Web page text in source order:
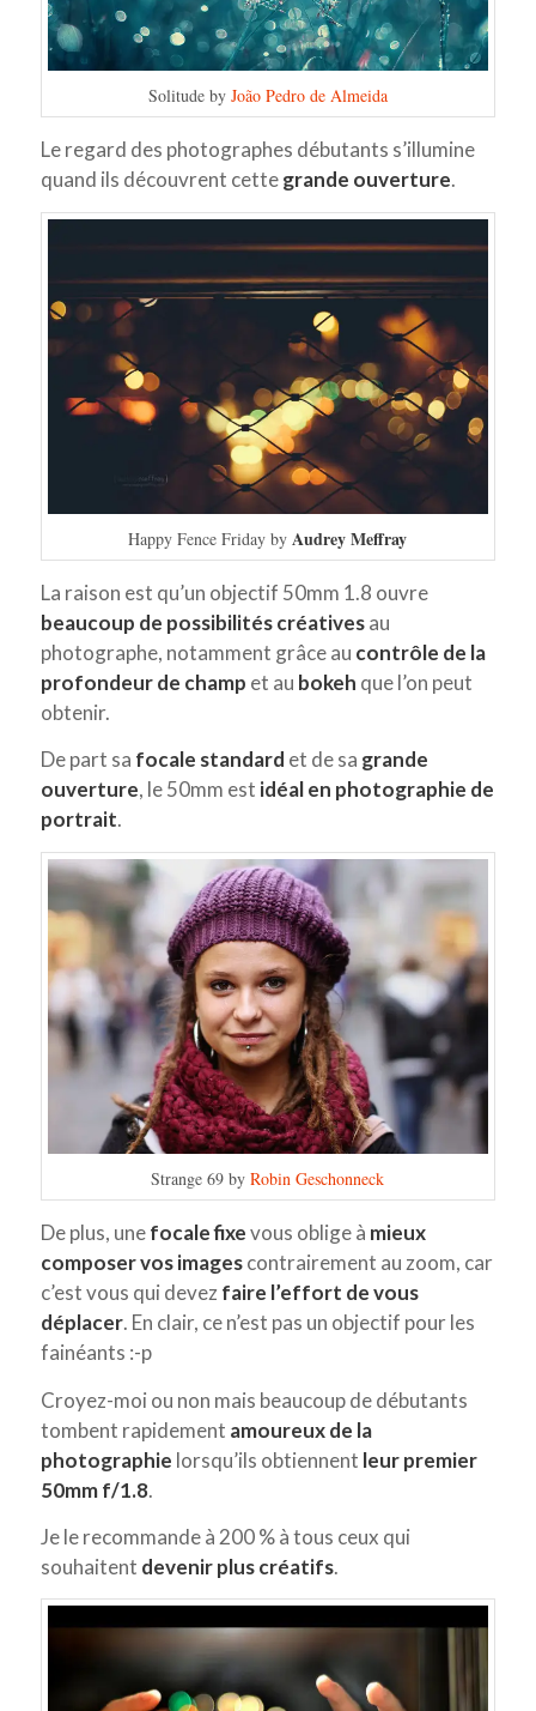
Solitude by João Pedro de Almeida
Le regard des photographes débutants s’illumine
quand ils découvrent cettegrande ouverture.
Happy Fence Friday by Audrey Meffray
La raison est qu’un objectif 50mm 1.8 ouvre
beaucoup de possibilités créativesau
photographe, notamment grâce au contrôle de la
profondeur de champ et au bokeh que l’on peut
obtenir.
De part sa focale standard et de sa grande
ouverture, le 50mm est idéal en photographie de
portrait.
Strange 69 byRobin Geschonneck
De plus, unefocale fixevous oblige à mieux
composer vos imagescontrairement au zoom, car
c’est vous qui devezfaire l’effort de vous
déplacer. En clair, ce n’est pas un objectif pour les
fainéants :-p
Croyez-moi ou non mais beaucoup de débutants
tombent rapidement amoureux de la
photographie lorsqu’ils obtiennent leur premier
50mm f/1.8.
Je le recommande à 200 % à tous ceux qui
souhaitent devenir plus créatifs.